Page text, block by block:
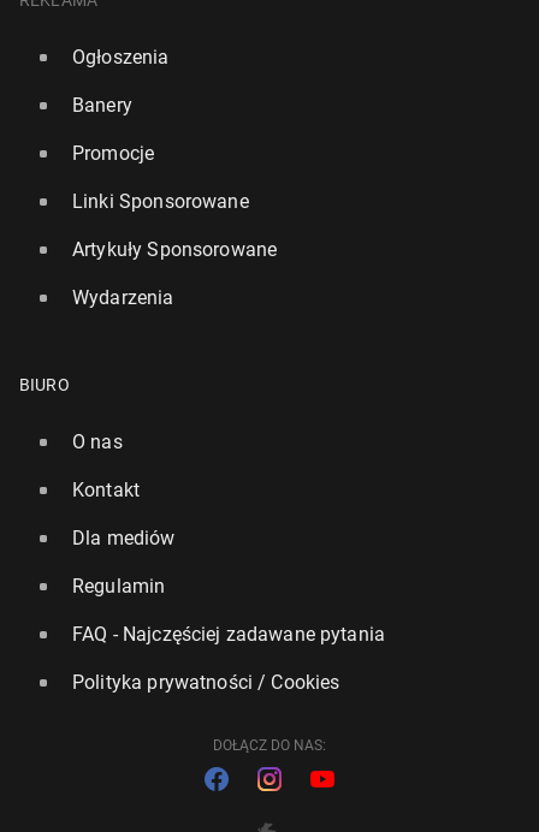
Ogłoszenia
Banery
Promocje
Linki Sponsorowane
Artykuły Sponsorowane
Wydarzenia
BIURO
O nas
Kontakt
Dla mediów
Regulamin
FAQ - Najczęściej zadawane pytania
Polityka prywatności / Cookies
DOŁĄCZ DO NAS: